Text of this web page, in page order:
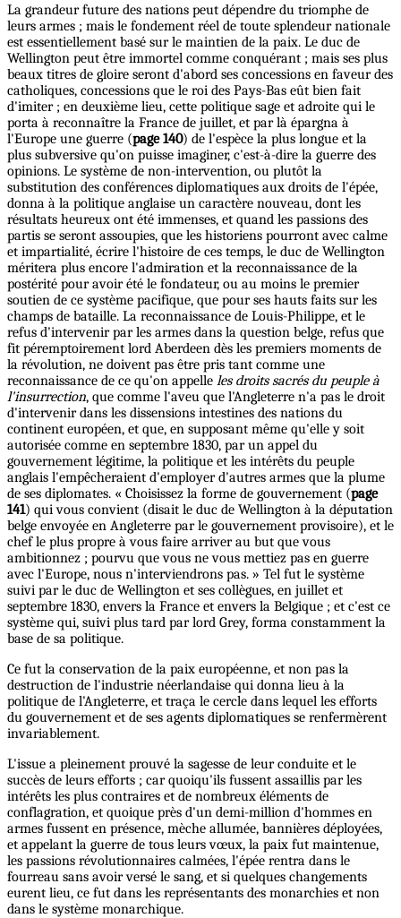
La grandeur future des nations peut dépendre du triomphe de
leurs armes ; mais le fondement réel de toute splendeur nationale
est essentiellement basé sur le maintien de la paix. Le duc de
Wellington peut être immortel comme conquérant ; mais ses plus
beaux titres de gloire seront d'abord ses concessions en faveur des
catholiques, concessions que le roi des Pays-Bas eût bien fait
d'imiter ; en deuxième lieu, cette politique sage et adroite qui le
porta à reconnaître la France de juillet, et par là épargna à
l'Europe une guerre (page 140) de l'espèce la plus longue et la
plus subversive qu'on puisse imaginer, c'est-à-dire la guerre des
opinions. Le système de non-intervention, ou plutôt la
substitution des conférences diplomatiques aux droits de l'épée,
donna à la politique anglaise un caractère nouveau, dont les
résultats heureux ont été immenses, et quand les passions des
partis se seront assoupies, que les historiens pourront avec calme
et impartialité, écrire l'histoire de ces temps, le duc de Wellington
méritera plus encore l'admiration et la reconnaissance de la
postérité pour avoir été le fondateur, ou au moins le premier
soutien de ce système pacifique, que pour ses hauts faits sur les
champs de bataille. La reconnaissance de Louis-Philippe, et le
refus d'intervenir par les armes dans la question belge, refus que
fit péremptoirement lord Aberdeen dès les premiers moments de
la révolution, ne doivent pas être pris tant comme une
reconnaissance de ce qu'on appelle les droits sacrés du peuple à
l'insurrection, que comme l'aveu que l'Angleterre n'a pas le droit
d'intervenir dans les dissensions intestines des nations du
continent européen, et que, en supposant même qu'elle y soit
autorisée comme en septembre 1830, par un appel du
gouvernement légitime, la politique et les intérêts du peuple
anglais l'empêcheraient d'employer d'autres armes que la plume
de ses diplomates. « Choisissez la forme de gouvernement (page
141) qui vous convient (disait le duc de Wellington à la députation
belge envoyée en Angleterre par le gouvernement provisoire), et le
chef le plus propre à vous faire arriver au but que vous
ambitionnez ; pourvu que vous ne vous mettiez pas en guerre
avec l'Europe, nous n'interviendrons pas. » Tel fut le système
suivi par le duc de Wellington et ses collègues, en juillet et
septembre 1830, envers la France et envers la Belgique ; et c'est ce
système qui, suivi plus tard par lord Grey, forma constamment la
base de sa politique.
Ce fut la conservation de la paix européenne, et non pas la
destruction de l'industrie néerlandaise qui donna lieu à la
politique de l'Angleterre, et traça le cercle dans lequel les efforts
du gouvernement et de ses agents diplomatiques se renfermèrent
invariablement.
L'issue a pleinement prouvé la sagesse de leur conduite et le
succès de leurs efforts ; car quoiqu'ils fussent assaillis par les
intérêts les plus contraires et de nombreux éléments de
conflagration, et quoique près d'un demi-million d'hommes en
armes fussent en présence, mèche allumée, bannières déployées,
et appelant la guerre de tous leurs vœux, la paix fut maintenue,
les passions révolutionnaires calmées, l'épée rentra dans le
fourreau sans avoir versé le sang, et si quelques changements
eurent lieu, ce fut dans les représentants des monarchies et non
dans le système monarchique.